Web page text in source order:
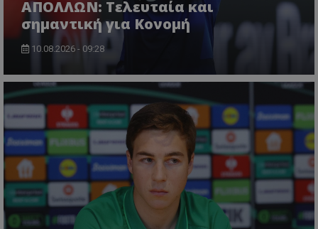
ΑΠΟΛΛΩΝ: Τελευταία και
σημαντική για Κονομή
10.08.2026 - 09:28